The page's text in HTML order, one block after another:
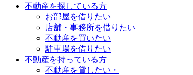
不動産を探している方
お部屋を借りたい
店舗・事務所を借りたい
不動産を買いたい
駐車場を借りたい
不動産を持っている方
不動産を貸したい・